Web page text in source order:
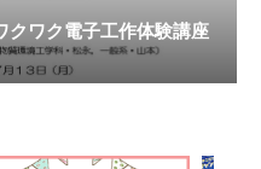
クワク電子工作体験講座